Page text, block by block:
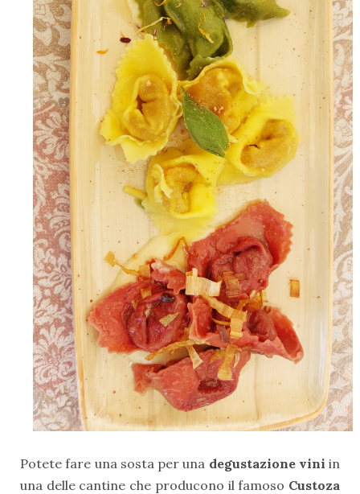
Potete fare una sosta per una degustazione vini in
una delle cantine che producono il famoso Custoza